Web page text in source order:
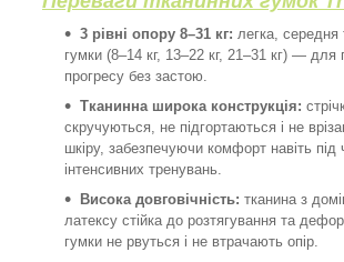
3 рівні опору 8–31 кг: легка, середня
гумки (8–14 кг, 13–22 кг, 21–31 кг) — для
прогресу без застою.
Тканинна широка конструкція:
скручуються, не підгортаються і не
шкіру, забезпечуючи комфорт навіть під
інтенсивних тренувань.
Висока довговічність: тканина з
латексу стійка до розтягування та
гумки не рвуться і не втрачають опір.